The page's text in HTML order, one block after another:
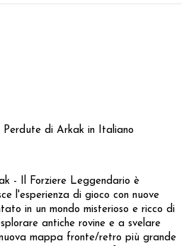
Perdute di Arkak in Italiano
- Il Forziere Leggendario è
l'esperienza di gioco con nuove
in un mondo misterioso e ricco di
antiche rovine e a svelare
mappa fronte/retro più grande